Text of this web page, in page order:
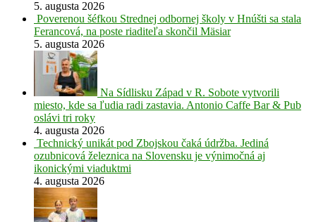
5. augusta 2026
Poverenou šéfkou Strednej odbornej školy v Hnúšti sa stala
Ferancová, na poste riaditeľa skončil Mäsiar
5. augusta 2026
Na Sídlisku Západ v R. Sobote vytvorili
miesto, kde sa ľudia radi zastavia. Antonio Caffe Bar & Pub
oslávi tri roky
4. augusta 2026
Technický unikát pod Zbojskou čaká údržba. Jediná
ozubnicová železnica na Slovensku je výnimočná aj
ikonickými viaduktmi
4. augusta 2026